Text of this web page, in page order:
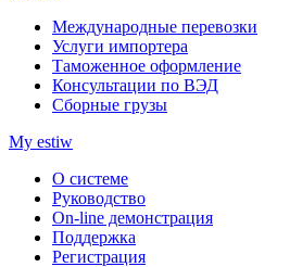
Международные перевозки
Услуги импортера
Таможенное оформление
Консультации по ВЭД
Сборные грузы
My estiw
О системе
Руководство
On-line демонстрация
Поддержка
Регистрация